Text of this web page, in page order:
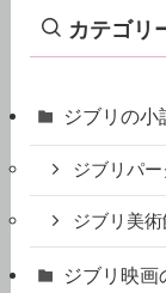
カテゴリ
ジブリの小
ジブリパー
ジブリ美術
ジブリ映画